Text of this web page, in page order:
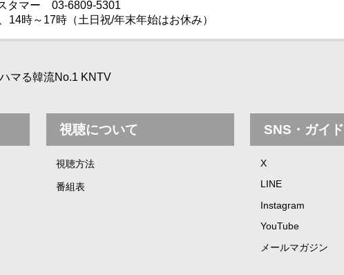
タマー 03-6809-5301
14時～17時（土日祝/年末年始はお休み）
マる韓流No.1 KNTV
視聴について
視聴方法
番組表
SNS・ガイド
X
LINE
Instagram
YouTube
メールマガジン